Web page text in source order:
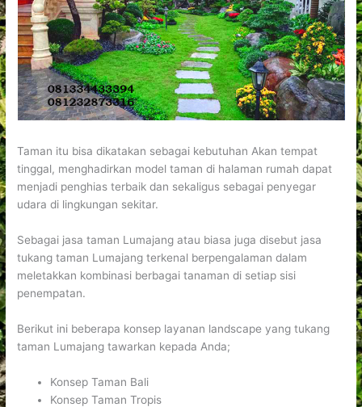
Taman itu bisa dikatakan sebagai kebutuhan Akan tempat
tinggal, menghadirkan model taman di halaman rumah dapat
menjadi penghias terbaik dan sekaligus sebagai penyegar
udara di lingkungan sekitar.
Sebagai jasa taman Lumajang atau biasa juga disebut jasa
tukang taman Lumajang terkenal berpengalaman dalam
meletakkan kombinasi berbagai tanaman di setiap sisi
penempatan.
Berikut ini beberapa konsep layanan landscape yang tukang
taman Lumajang tawarkan kepada Anda;
Konsep Taman Bali
Konsep Taman Tropis